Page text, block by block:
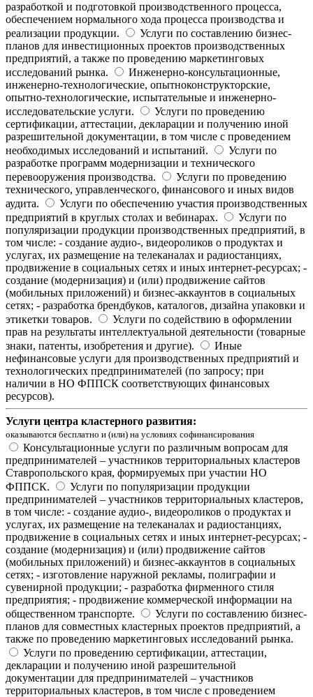
разработкой и подготовкой производственного процесса,
обеспечением нормального хода процесса производства и
реализации продукции.
Услуги по составлению бизнес-
планов для инвестиционных проектов производственных
предприятий, а также по проведению маркетинговых
исследований рынка.
Инженерно-консультационные,
инженерно-технологические, опытноконструкторские,
опытно-технологические, испытательные и инженерно-
исследовательские услуги.
Услуги по проведению
сертификации, аттестации, декларации и получению иной
разрешительной документации, в том числе с проведением
необходимых исследований и испытаний.
Услуги по
разработке программ модернизации и технического
перевооружения производства.
Услуги по проведению
технического, управленческого, финансового и иных видов
аудита.
Услуги по обеспечению участия производственных
предприятий в круглых столах и вебинарах.
Услуги по
популяризации продукции производственных предприятий, в
том числе: - создание аудио-, видеороликов о продуктах и
услугах, их размещение на телеканалах и радиостанциях,
продвижение в социальных сетях и иных интернет-ресурсах; -
создание (модернизация) и (или) продвижение сайтов
(мобильных приложений) и бизнес-аккаунтов в социальных
сетях; - разработка брендбуков, каталогов, дизайна упаковки и
этикетки товаров.
Услуги по содействию в оформлении
прав на результаты интеллектуальной деятельности (товарные
знаки, патенты, изобретения и другие).
Иные
нефинансовые услуги для производственных предприятий и
технологических предпринимателей (по запросу; при
наличии в НО ФППСК соответствующих финансовых
ресурсов).
Услуги центра кластерного развития:
оказываются бесплатно и (или) на условиях софинансирования
Консультационные услуги по различным вопросам для
предпринимателей – участников территориальных кластеров
Ставропольского края, формируемых при участии НО
ФППСК.
Услуги по популяризации продукции
предпринимателей – участников территориальных кластеров,
в том числе: - создание аудио-, видеороликов о продуктах и
услугах, их размещение на телеканалах и радиостанциях,
продвижение в социальных сетях и иных интернет-ресурсах; -
создание (модернизация) и (или) продвижение сайтов
(мобильных приложений) и бизнес-аккаунтов в социальных
сетях; - изготовление наружной рекламы, полиграфии и
сувенирной продукции; - разработка фирменного стиля
предприятия; - продвижение коммерческой информации на
общественном транспорте.
Услуги по составлению бизнес-
планов для совместных кластерных проектов предприятий, а
также по проведению маркетинговых исследований рынка.
Услуги по проведению сертификации, аттестации,
декларации и получению иной разрешительной
документации для предпринимателей – участников
территориальных кластеров, в том числе с проведением